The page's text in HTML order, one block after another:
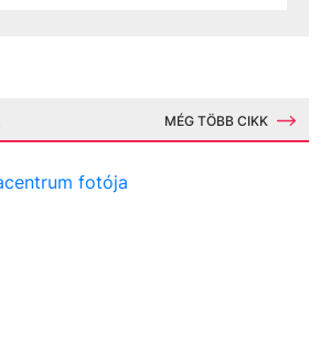
MÉG TÖBB CIKK